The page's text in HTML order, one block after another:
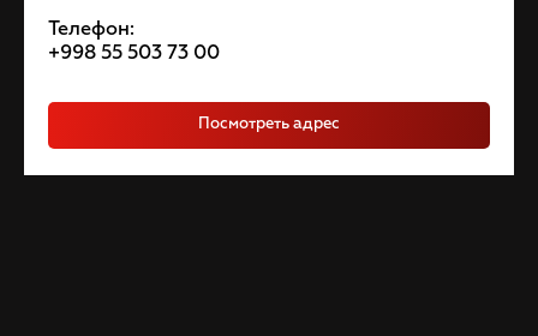
Телефон:
+998 55 503 73 00
Посмотреть адрес